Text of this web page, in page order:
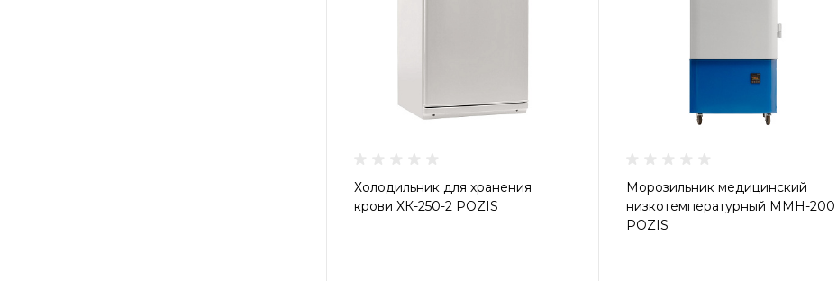
Холодильник для хранения
крови ХК-250-2 POZIS
Морозильник медицинский
низкотемпературный ММН-200
POZIS